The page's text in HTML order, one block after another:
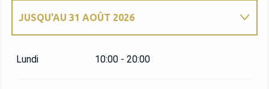
JUSQU'AU 31 AOÛT 2026
Lundi 10:00 - 20:00